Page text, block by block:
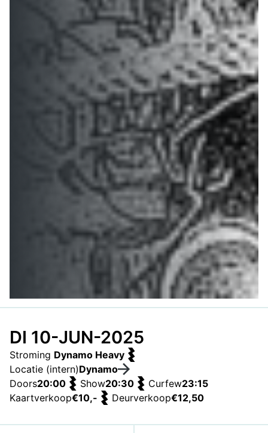
DI 10-JUN-2025
Stroming Dynamo Heavy
Locatie (intern)Dynamo
Doors20:00 Show20:30 Curfew23:15
Kaartverkoop€10,- Deurverkoop€12,50